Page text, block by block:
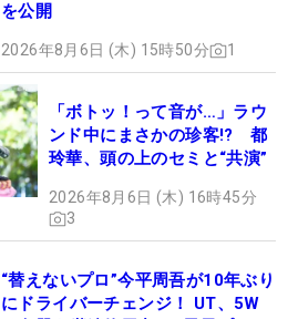
を公開
2026年8月6日 (木) 15時50分 1
「ボトッ！って音が…」ラウ
ンド中にまさかの珍客!? 都
玲華、頭の上のセミと“共演”
2026年8月6日 (木) 16時45分
3
“替えないプロ”今平周吾が10年ぶり
にドライバーチェンジ！ UT、5W